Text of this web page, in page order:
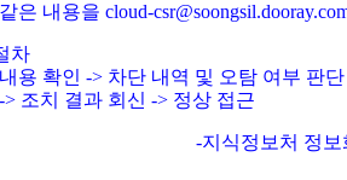
은 내용을 cloud-
차
용 확인 -> 차단 내역 및 오탐 여부 판
> 조치 결과 회신 -> 정상 접근
-지식정보처 정보